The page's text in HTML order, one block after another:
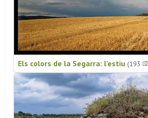
Els colors de la Segarra: l'estiu (193